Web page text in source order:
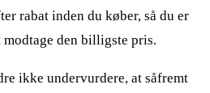
rabat inden du køber, så du er
modtage den billigste pris.
ikke undervurdere, at såfremt